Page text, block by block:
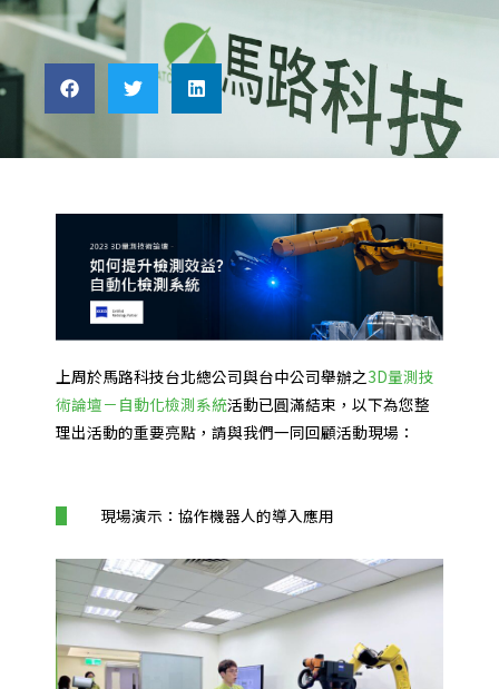
上周於馬路科技台北總公司與台中公司舉辦之3D量測技
術論壇－自動化檢測系統活動已圓滿結束，以下為您整
理出活動的重要亮點，請與我們一同回顧活動現場：
現場演示：協作機器人的導入應用